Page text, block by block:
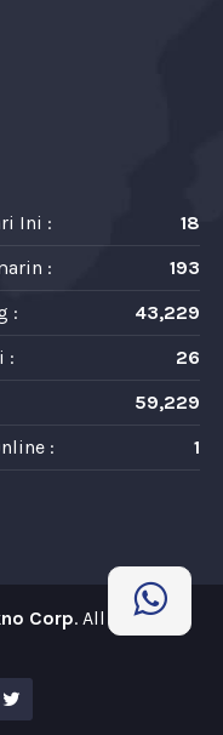
Ini :
18
:
193
:
43,229
:
26
59,229
:
1
Corp. All Rights